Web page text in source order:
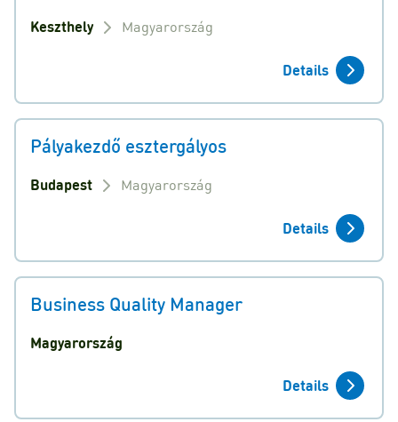
Keszthely Magyarország
Details
Pályakezdő esztergályos
Budapest Magyarország
Details
Business Quality Manager
Magyarország
Details